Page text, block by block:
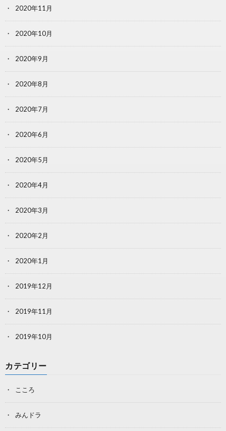
2020年11月
2020年10月
2020年9月
2020年8月
2020年7月
2020年6月
2020年5月
2020年4月
2020年3月
2020年2月
2020年1月
2019年12月
2019年11月
2019年10月
カテゴリー
こころ
みんドラ